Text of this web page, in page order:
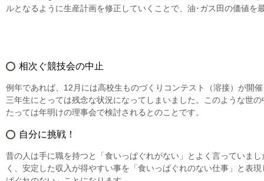
ルとなるように生産計画を修正していくことで、油･ガス田の価値を
相次ぐ競技会の中止
例年であれば、12月には高校生ものづくりコンテスト（溶接）が開
三年生にとっては残念な状況になってしまいました。このような世
たっては年明けの理事会で検討されるとのことです。
自分に挑戦！
昔の人は手に職を持つと「食いっぱぐれがない」とよく言っていま
く、安定した収入が得やすい事を「食いっぱぐれのない仕事」と表